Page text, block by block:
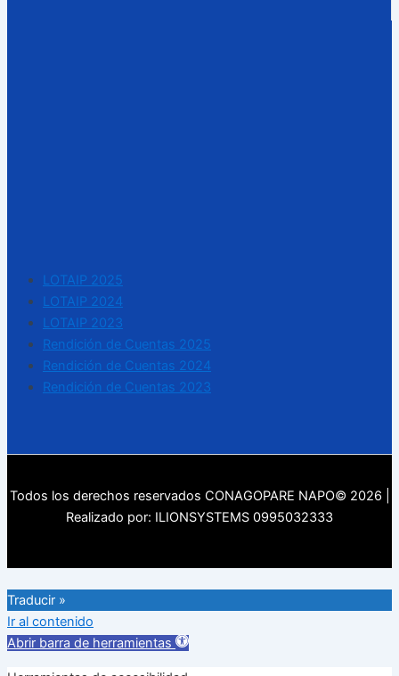
LOTAIP 2025
LOTAIP 2024
LOTAIP 2023
Rendición de Cuentas 2025
Rendición de Cuentas 2024
Rendición de Cuentas 2023
Todos los derechos reservados CONAGOPARE NAPO© 2026 |
Realizado por: ILIONSYSTEMS 0995032333
Traducir »
Ir al contenido
Abrir barra de herramientas